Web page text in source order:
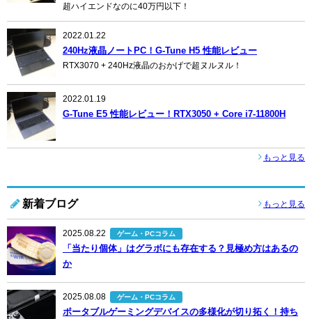
超ハイエンドなのに40万円以下！
2022.01.22
240Hz液晶ノートPC！G-Tune H5 性能レビュー
RTX3070 + 240Hz液晶のおかげで超ヌルヌル！
2022.01.19
G-Tune E5 性能レビュー！RTX3050 + Core i7-11800H
もっと見る
新着ブログ もっと見る
2025.08.22 ゲーム・PCコラム
「当たり個体」はグラボにも存在する？見極め方はあるの
か
2025.08.08 ゲーム・PCコラム
ポータブルゲーミングデバイスの多様化が切り拓く！持ち